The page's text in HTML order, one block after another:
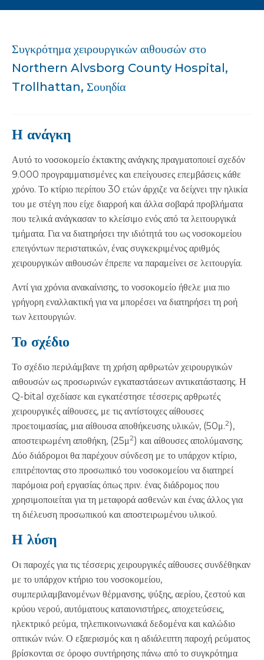
Συγκρότημα χειρουργικών αιθουσών στο
Northern Alvsborg County Hospital,
Trollhattan, Σουηδία
Η ανάγκη
Αυτό το νοσοκομείο έκτακτης ανάγκης πραγματοποιεί σχεδόν
9.000 προγραμματισμένες και επείγουσες επεμβάσεις κάθε
χρόνο. Το κτίριο περίπου 30 ετών άρχιζε να δείχνει την ηλικία
του με στέγη που είχε διαρροή και άλλα σοβαρά προβλήματα
που τελικά ανάγκασαν το κλείσιμο ενός από τα λειτουργικά
τμήματα. Για να διατηρήσει την ιδιότητά του ως νοσοκομείου
επειγόντων περιστατικών, ένας συγκεκριμένος αριθμός
χειρουργικών αιθουσών έπρεπε να παραμείνει σε λειτουργία.
Αντί για χρόνια ανακαίνισης, το νοσοκομείο ήθελε μια πιο
γρήγορη εναλλακτική για να μπορέσει να διατηρήσει τη ροή
των λειτουργιών.
Το σχέδιο
Το σχέδιο περιλάμβανε τη χρήση αρθρωτών χειρουργικών
αιθουσών ως προσωρινών εγκαταστάσεων αντικατάστασης. Η
Q-bital σχεδίασε και εγκατέστησε τέσσερις αρθρωτές
χειρουργικές αίθουσες, με τις αντίστοιχες αίθουσες
προετοιμασίας, μια αίθουσα αποθήκευσης υλικών, (50μ.2),
αποστειρωμένη αποθήκη, (25μ2) και αίθουσες απολύμανσης.
Δύο διάδρομοι θα παρέχουν σύνδεση με το υπάρχον κτίριο,
επιτρέποντας στο προσωπικό του νοσοκομείου να διατηρεί
παρόμοια ροή εργασίας όπως πριν. ένας διάδρομος που
χρησιμοποιείται για τη μεταφορά ασθενών και ένας άλλος για
τη διέλευση προσωπικού και αποστειρωμένου υλικού.
Η λύση
Οι παροχές για τις τέσσερις χειρουργικές αίθουσες συνδέθηκαν
με το υπάρχον κτήριο του νοσοκομείου,
συμπεριλαμβανομένων θέρμανσης, ψύξης, αερίου, ζεστού και
κρύου νερού, αυτόματους καταιονιστήρες, αποχετεύσεις,
ηλεκτρικό ρεύμα, τηλεπικοινωνιακά δεδομένα και καλώδιο
οπτικών ινών. Ο εξαερισμός και η αδιάλειπτη παροχή ρεύματος
βρίσκονται σε όροφο συντήρησης πάνω από το συγκρότημα